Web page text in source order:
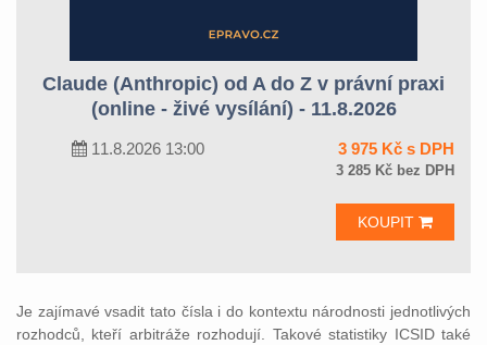
Claude (Anthropic) od A do Z v právní praxi
(online - živé vysílání) - 11.8.2026
11.8.2026 13:00 3 975 Kč s DPH
3 285 Kč bez DPH
KOUPIT
Je zajímavé vsadit tato čísla i do kontextu národnosti jednotlivých
rozhodců, kteří arbitráže rozhodují. Takové statistiky ICSID také